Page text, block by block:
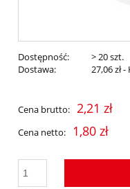
Dostępność:
> 20 szt.
Dostawa:
27,06 zł-
Cena nie zawiera
Cena brutto: 2,21 zł
Cena netto: 1,80 zł